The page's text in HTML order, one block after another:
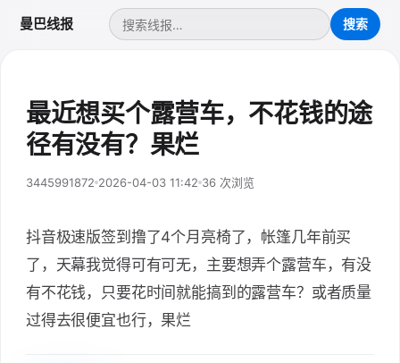
曼巴线报
最近想买个露营车，不花钱的途
径有没有？果烂
3445991872 2026-04-03 11:42 36 次浏览
抖音极速版签到撸了4个月亮椅了，帐篷几年前买
了，天幕我觉得可有可无，主要想弄个露营车，有没
有不花钱，只要花时间就能搞到的露营车？或者质量
过得去很便宜也行，果烂